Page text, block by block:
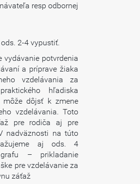
resp odbornej
2-4 vypustiť.
vydávanie potvrdenia
a príprave žiaka
vzdelávania za
hľadiska
môže dôjsť k zmene
vzdelávania. Toto
pre rodiča aj pre
nadväznosti na túto
aj ods. 4
– prikladanie
pre vzdelávanie za
záťaž